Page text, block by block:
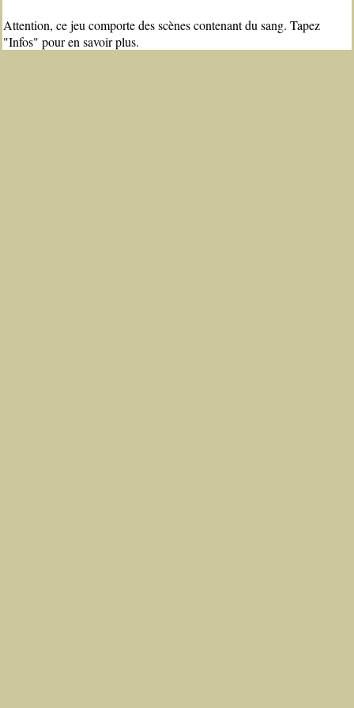
Attention, ce jeu comporte des scènes contenant du sang. Tapez
"Infos" pour en savoir plus.